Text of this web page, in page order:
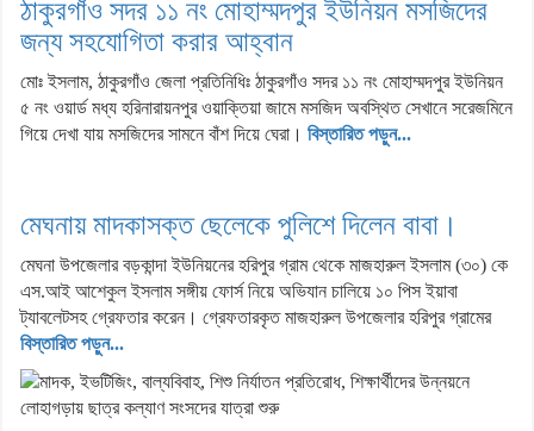
ঠাকুরগাঁও সদর ১১ নং মোহাম্মদপুর ইউনিয়ন মসজিদের
জন্য সহযোগিতা করার আহ্বান
মোঃ ইসলাম, ঠাকুরগাঁও জেলা প্রতিনিধিঃ ঠাকুরগাঁও সদর ১১ নং মোহাম্মদপুর ইউনিয়ন
৫ নং ওয়ার্ড মধ্য হরিনারায়নপুর ওয়াক্তিয়া জামে মসজিদ অবস্থিত সেখানে সরেজমিনে
গিয়ে দেখা যায় মসজিদের সামনে বাঁশ দিয়ে ঘেরা। বিস্তারিত পড়ুন...
মেঘনায় মাদকাসক্ত ছেলেকে পুলিশে দিলেন বাবা।
মেঘনা উপজেলার বড়কান্দা ইউনিয়নের হরিপুর গ্রাম থেকে মাজহারুল ইসলাম (৩০) কে
এস.আই আশেকুল ইসলাম সঙ্গীয় ফোর্স নিয়ে অভিযান চালিয়ে ১০ পিস ইয়াবা
ট্যাবলেটসহ গ্রেফতার করেন। গ্রেফতারকৃত মাজহারুল উপজেলার হরিপুর গ্রামের
বিস্তারিত পড়ুন...